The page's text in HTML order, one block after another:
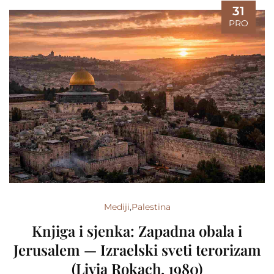
31
PRO
Mediji,Palestina
Knjiga i sjenka: Zapadna obala i
Jerusalem — Izraelski sveti terorizam
(Livia Rokach, 1980)